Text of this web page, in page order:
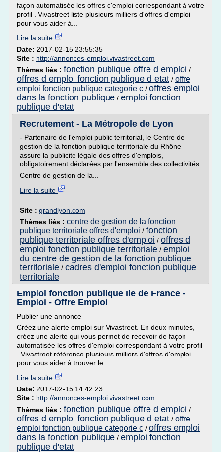
façon automatisée les offres d'emploi correspondant à votre
profil . Vivastreet liste plusieurs milliers d'offres d'emploi
pour vous aider à...
Lire la suite
Date: 2017-02-15 23:55:35
Site : http://annonces-emploi.vivastreet.com
Thèmes liés : fonction publique offre d emploi /
offres d emploi fonction publique d etat / offre
emploi fonction publique categorie c / offres emploi
dans la fonction publique / emploi fonction
publique d'etat
Recrutement - La Métropole de Lyon
- Partenaire de l'emploi public territorial, le Centre de
gestion de la fonction publique territoriale du Rhône
assure la publicité légale des offres d'emplois,
obligatoirement déclarées par l'ensemble des collectivités.
Centre de gestion de la...
Lire la suite
Site : grandlyon.com
Thèmes liés : centre de gestion de la fonction
publique territoriale offres d'emploi / fonction
publique territoriale offres d'emploi / offres d
emploi fonction publique territoriale / emploi
du centre de gestion de la fonction publique
territoriale / cadres d'emploi fonction publique
territoriale
Emploi fonction publique Ile de France -
Emploi - Offre Emploi
Publier une annonce
Créez une alerte emploi sur Vivastreet. En deux minutes,
créez une alerte qui vous permet de recevoir de façon
automatisée les offres d'emploi correspondant à votre profil
. Vivastreet référence plusieurs milliers d'offres d'emploi
pour vous aider à trouver le...
Lire la suite
Date: 2017-02-15 14:42:23
Site : http://annonces-emploi.vivastreet.com
Thèmes liés : fonction publique offre d emploi /
offres d emploi fonction publique d etat / offre
emploi fonction publique categorie c / offres emploi
dans la fonction publique / emploi fonction
publique d'etat